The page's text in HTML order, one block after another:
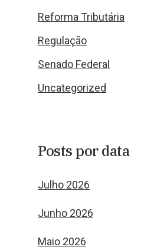
Reforma Tributária
Regulação
Senado Federal
Uncategorized
Posts por data
Julho 2026
Junho 2026
Maio 2026